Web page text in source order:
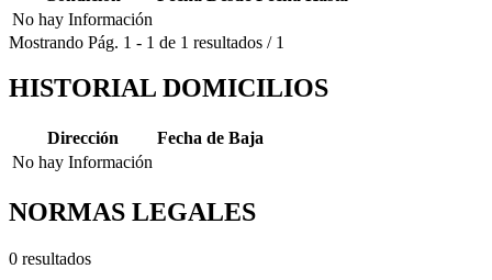
No hay Información
Mostrando Pág. 1 - 1 de 1 resultados / 1
HISTORIAL DOMICILIOS
Dirección
Fecha de Baja
No hay Información
NORMAS LEGALES
0 resultados